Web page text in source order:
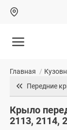
Главная /
Передние
Крыло
2113, 2114,